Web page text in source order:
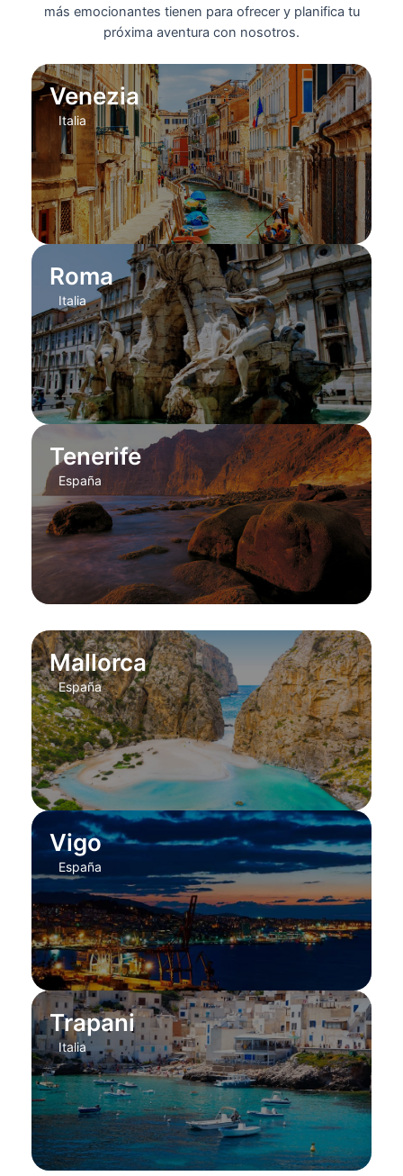
más emocionantes tienen para ofrecer y planifica tu
próxima aventura con nosotros.
Venezia
Italia
Roma
Italia
Tenerife
España
Mallorca
España
Vigo
España
Trapani
Italia